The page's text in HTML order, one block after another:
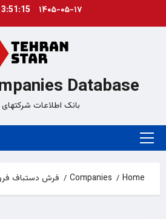
۱۴۰۵-۰۵-۱۷ 3:51:15 PM
Database
بانک اطلاعات شرکتهای
Primary
Home
Companies فرش دستباف